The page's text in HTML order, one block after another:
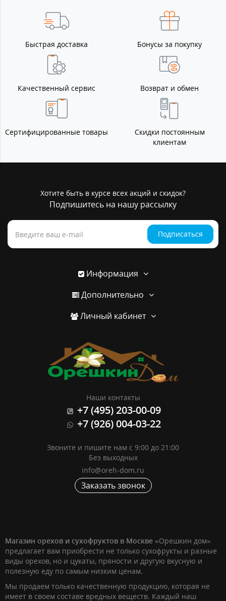
Быстрая доставка Бонусы за покупку
Качественный сервис Возврат и обмен
Сертифицированные товары
Скидки постоянным
клиентам
Хотите быть в курсе всех акций и скидок?
Подпишитесь на нашу рассылку
Подписаться
Информация
Дополнительно
Личный кабинет
Наши контакты
+7 (495) 203-00-09
+7 (926) 004-03-22
Звоните и пишите нам с 9:00 до 21:00
Без выходных
info@oreh-dom.ru
Заказать звонок
Магазин орехов и сухофруктов в Москве «Орешкин дом»
предлагает вам приобрести не только сухофрукты и разные
виды орехов, но и цукаты, пряности и другую вкусную и
полезную еду по самым низким ценам.
Мы продаем только качественную продукцию, которая не
имеет в своем составе вредных веществ. Каждый наш